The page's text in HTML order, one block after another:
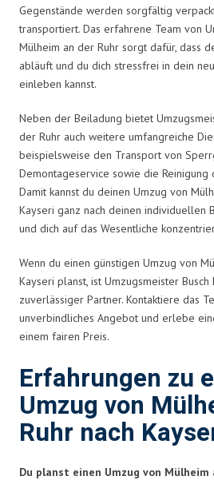
Gegenstände werden sorgfältig
transportiert. Das erfahrene Team von
Mülheim an der Ruhr sorgt dafür, dass
abläuft und du dich stressfrei in dein
einleben kannst.
Neben der Beiladung bietet
der Ruhr auch weitere umfangreiche
beispielsweise den Transport von
Demontageservice sowie die Reinigung
Damit kannst du deinen Umzug von
Kayseri ganz nach deinen individuellen
und dich auf das Wesentliche
Wenn du einen günstigen Umzug von
Kayseri planst, ist Umzugsmeister
zuverlässiger Partner. Kontaktiere das
unverbindliches Angebot und erlebe
einem fairen Preis.
Erfahrungen zu
Umzug von
Ruhr nach
Du planst einen Umzug von Mülheim